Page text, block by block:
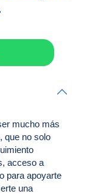
mucho más
que no solo
acceso a
para apoyarte
una